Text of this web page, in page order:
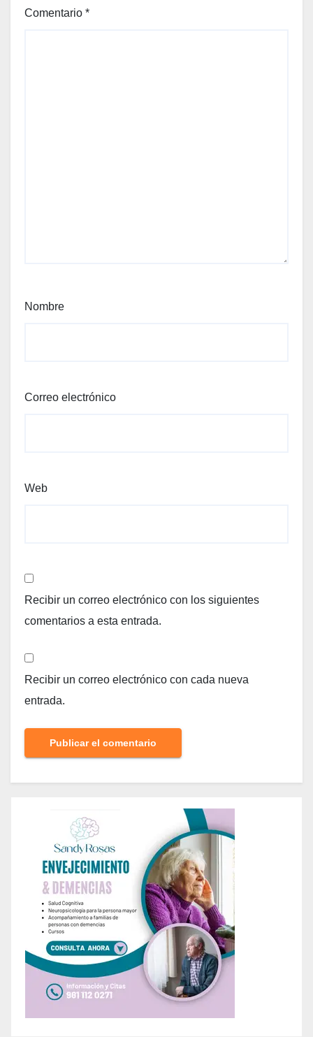
Comentario *
Nombre
Correo electrónico
Web
Recibir un correo electrónico con los siguientes
comentarios a esta entrada.
Recibir un correo electrónico con cada nueva
entrada.